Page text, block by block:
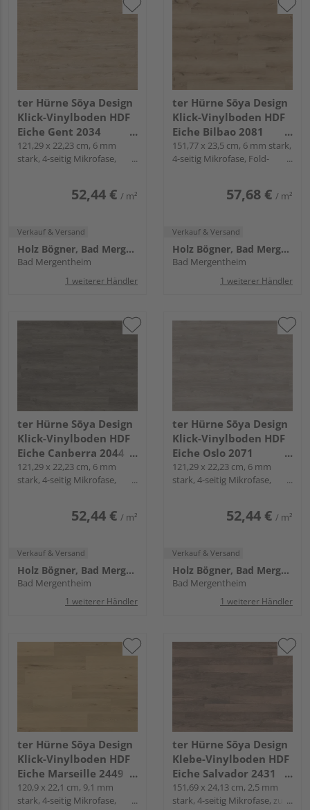
ter Hürne Sōya Design
Klick-Vinylboden HDF
Eiche Gent 2034
Landhausdiele - WOOD
EDITION
121,29 x 22,23 cm, 6 mm
stark, 4-seitig Mikrofase,
52,44 € / m²
Verkauf & Versand
Holz Bögner, Bad Mergentheim
Bad Mergentheim
1 weiterer Händler
ter Hürne Sōya Design
Klick-Vinylboden HDF
Eiche Bilbao 2081
Landhausdiele - WOOD
EDITION
151,77 x 23,5 cm, 6 mm stark,
4-seitig Mikrofase, Fold-
57,68 € / m²
Verkauf & Versand
Holz Bögner, Bad Mergentheim
Bad Mergentheim
1 weiterer Händler
ter Hürne Sōya Design
Klick-Vinylboden HDF
Eiche Canberra 2044
Landhausdiele - WOOD
EDITION
121,29 x 22,23 cm, 6 mm
stark, 4-seitig Mikrofase,
52,44 € / m²
Verkauf & Versand
Holz Bögner, Bad Mergentheim
Bad Mergentheim
1 weiterer Händler
ter Hürne Sōya Design
Klick-Vinylboden HDF
Eiche Oslo 2071
Landhausdiele - WOOD
EDITION
121,29 x 22,23 cm, 6 mm
stark, 4-seitig Mikrofase,
52,44 € / m²
Verkauf & Versand
Holz Bögner, Bad Mergentheim
Bad Mergentheim
1 weiterer Händler
ter Hürne Sōya Design
Klick-Vinylboden HDF
Eiche Marseille 2449
Landhausdiele - WOOD
EDITION
120,9 x 22,1 cm, 9,1 mm
stark, 4-seitig Mikrofase,
ter Hürne Sōya Design
Klebe-Vinylboden HDF
Eiche Salvador 2431
Landhausdiele - WOOD
EDITION
151,69 x 24,13 cm, 2,5 mm
stark, 4-seitig Mikrofase, zum